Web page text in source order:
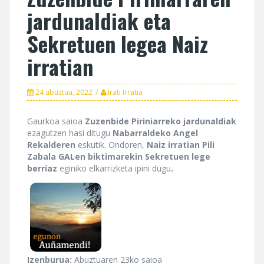
jardunaldiak eta
Sekretuen legea Naiz
irratian
24 abuztua, 2022 Irati Irratia
Gaurkoa saioa Zuzenbide Piriniarreko jardunaldiak
ezagutzen hasi ditugu Nabarraldeko Angel
Rekalderen eskutik. Ondoren, Naiz irratian Pili
Zabala GALen biktimarekin Sekretuen lege
berriaz eginiko elkarrizketa ipini dugu.
Izenburua: Abuztuaren 23ko saioa